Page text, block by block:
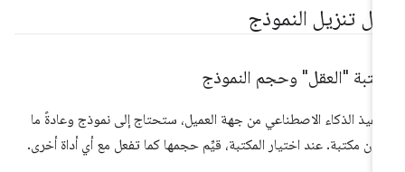
تنزيل النموذج
"العقل" وحجم النموذج
الذكاء الاصطناعي من جهة العميل، ستحتاج إلى نموذج وعادةً ما
مكتبة. عند اختيار المكتبة، قيِّم حجمها كما تفعل مع أي أداة أخرى.